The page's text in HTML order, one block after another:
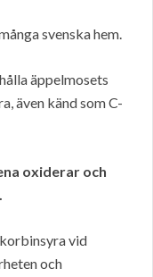
svenska hem.
äppelmosets
även känd som C-
oxiderar och
vid
och